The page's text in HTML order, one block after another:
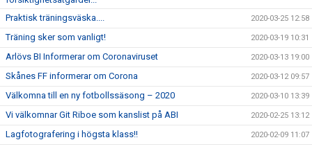
Praktisk träningsväska.... 2020-03-25 12:58
Träning sker som vanligt! 2020-03-19 10:31
Arlövs BI Informerar om Coronaviruset 2020-03-13 19:00
Skånes FF informerar om Corona 2020-03-12 09:57
Välkomna till en ny fotbollssäsong – 2020 2020-03-10 13:39
Vi välkomnar Git Riboe som kanslist på ABI 2020-02-25 13:12
Lagfotografering i högsta klass!! 2020-02-09 11:07